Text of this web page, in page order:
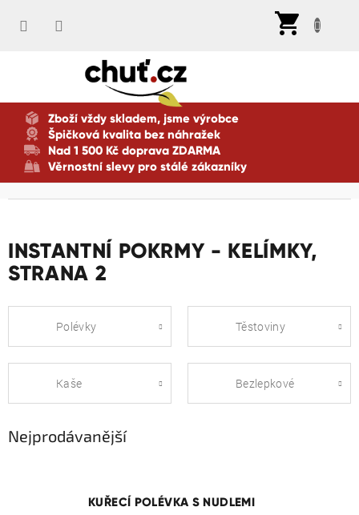
Zboží vždy skladem, jsme výrobce
Špičková kvalita bez náhražek
Nad 1 500 Kč doprava ZDARMA
Věrnostní slevy pro stálé zákazníky
INSTANTNÍ POKRMY - KELÍMKY,
STRANA 2
Polévky Těstoviny
Kaše Bezlepkové
Nejprodávanější
KUŘECÍ POLÉVKA S NUDLEMI